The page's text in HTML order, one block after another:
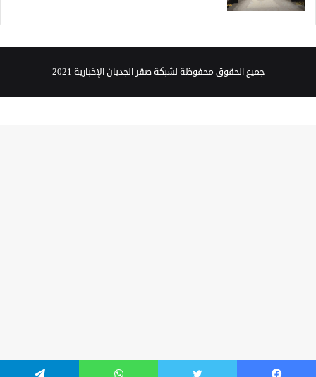
جميع الحقوق محفوظة لشبكة صقر الجديان الإخبارية 2021